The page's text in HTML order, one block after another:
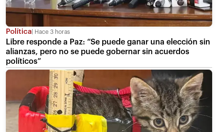
Política Hace 3 horas
Libre responde a Paz: “Se puede ganar una elección sin
alianzas, pero no se puede gobernar sin acuerdos
políticos”